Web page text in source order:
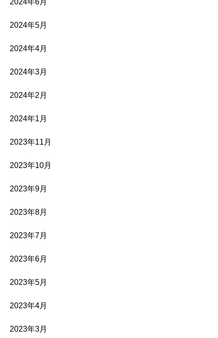
2024年6月
2024年5月
2024年4月
2024年3月
2024年2月
2024年1月
2023年11月
2023年10月
2023年9月
2023年8月
2023年7月
2023年6月
2023年5月
2023年4月
2023年3月